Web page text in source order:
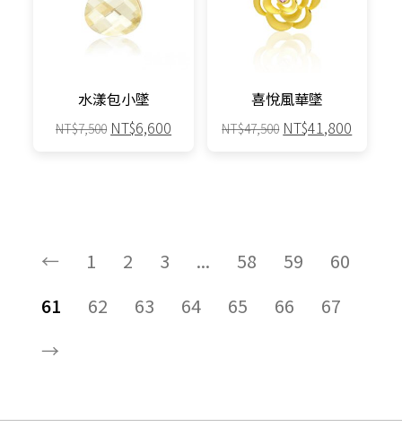
水漾包小墜
NT$7,500 原
NT$6,600
喜悅風華墜
NT$47,500 原
NT$41,800
← 1 2 3 ... 58 59
60
61
62 63 64 65 66
67
→